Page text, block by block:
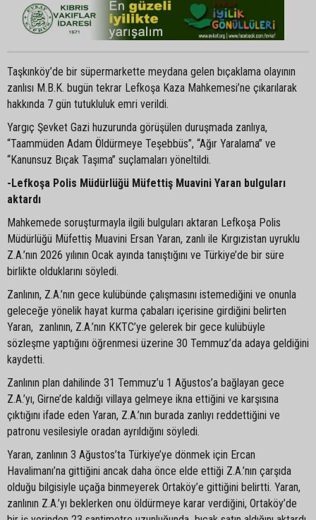
Taşkınköy’de bir süpermarkette meydana gelen bıçaklama olayının
zanlısı M.B.K. bugün tekrar Lefkoşa Kaza Mahkemesi’ne çıkarılarak
hakkında 7 gün tutukluluk emri verildi.
Yargıç Şevket Gazi huzurunda görüşülen duruşmada zanlıya,
“Taammüden Adam Öldürmeye Teşebbüs”, “Ağır Yaralama” ve
“Kanunsuz Bıçak Taşıma” suçlamaları yöneltildi.
-Lefkoşa Polis Müdürlüğü Müfettiş Muavini Yaran bulguları
aktardı
Mahkemede soruşturmayla ilgili bulguları aktaran Lefkoşa Polis
Müdürlüğü Müfettiş Muavini Ersan Yaran, zanlı ile Kırgızistan uyruklu
Z.A.’nın 2026 yılının Ocak ayında tanıştığını ve Türkiye’de bir süre
birlikte olduklarını söyledi.
Zanlının, Z.A.’nın gece kulübünde çalışmasını istemediğini ve onunla
geleceğe yönelik hayat kurma çabaları içerisine girdiğini belirten
Yaran, zanlının, Z.A.’nın KKTC’ye gelerek bir gece kulübüyle
sözleşme yaptığını öğrenmesi üzerine 30 Temmuz’da adaya geldiğini
kaydetti.
Zanlının plan dahilinde 31 Temmuz’u 1 Ağustos’a bağlayan gece
Z.A.’yı, Girne’de kaldığı villaya gelmeye ikna ettiğini ve karşısına
çıktığını ifade eden Yaran, Z.A.’nın burada zanlıyı reddettiğini ve
patronu vesilesiyle oradan ayrıldığını söyledi.
Yaran, zanlının 3 Ağustos’ta Türkiye’ye dönmek için Ercan
Havalimanı’na gittiğini ancak daha önce elde ettiği Z.A.’nın çarşıda
olduğu bilgisiyle uçağa binmeyerek Ortaköy’e gittiğini belirtti. Yaran,
zanlının Z.A.’yı beklerken onu öldürmeye karar verdiğini, Ortaköy’de